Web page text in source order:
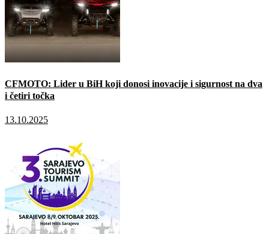
CFMOTO: Lider u BiH koji donosi inovacije i sigurnost na dva
i četiri točka
13.10.2025